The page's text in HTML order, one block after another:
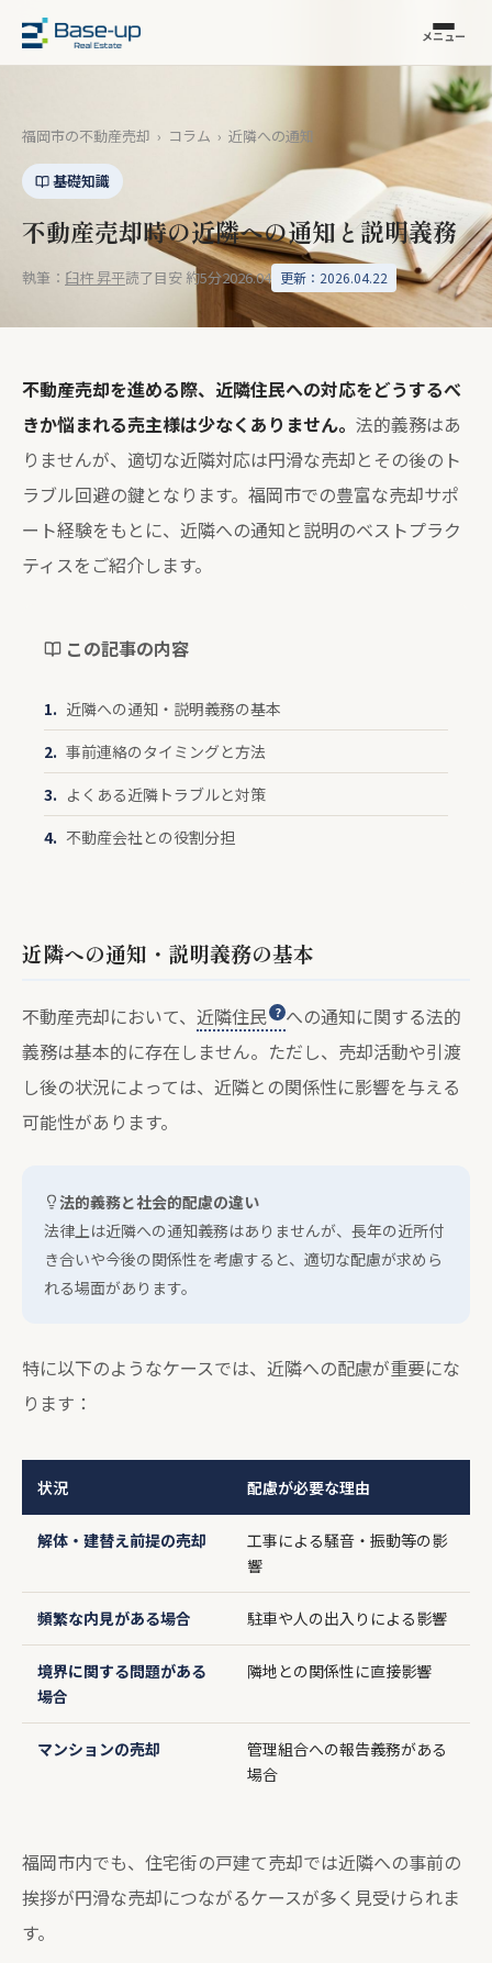
メニュー
福岡市の不動産売却 › コラム › 近隣への通知
基礎知識
不動産売却時の近隣への通知と説明義務
執筆： 臼杵 昇平読了目安 約5分2026.04 更新：2026.04.22
不動産売却を進める際、近隣住民への対応をどうするべ
きか悩まれる売主様は少なくありません。 法的義務はあ
りませんが、適切な近隣対応は円滑な売却とその後のト
ラブル回避の鍵となります。福岡市での豊富な売却サポ
ート経験をもとに、近隣への通知と説明のベストプラク
ティスをご紹介します。
この記事の内容
近隣への通知・説明義務の基本
事前連絡のタイミングと方法
よくある近隣トラブルと対策
不動産会社との役割分担
近隣への通知・説明義務の基本
不動産売却において、 近隣住民
への通知に関する法的
義務は基本的に存在しません。ただし、売却活動や引渡
し後の状況によっては、近隣との関係性に影響を与える
可能性があります。
法的義務と社会的配慮の違い
法律上は近隣への通知義務はありませんが、長年の近所付
き合いや今後の関係性を考慮すると、適切な配慮が求めら
れる場面があります。
特に以下のようなケースでは、近隣への配慮が重要にな
ります：
状況 配慮が必要な理由
解体・建替え前提の売却
工事による騒音・振動等の影
響
頻繁な内見がある場合 駐車や人の出入りによる影響
境界に関する問題がある
場合
隣地との関係性に直接影響
マンションの売却
管理組合への報告義務がある
場合
福岡市内でも、住宅街の戸建て売却では近隣への事前の
挨拶が円滑な売却につながるケースが多く見受けられま
す。